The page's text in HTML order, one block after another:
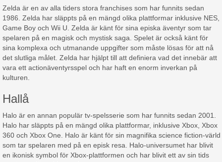
Zelda är en av alla tiders stora franchises som har funnits sedan
1986. Zelda har släppts på en mängd olika plattformar inklusive NES,
Game Boy och Wii U. Zelda är känt för sina episka äventyr som tar
spelaren på en magisk och mystisk saga. Spelet är också känt för
sina komplexa och utmanande uppgifter som måste lösas för att nå
det slutliga målet. Zelda har hjälpt till att definiera vad det innebär att
vara ett actionäventyrsspel och har haft en enorm inverkan på
kulturen.
Hallå
Halo är en annan populär tv-spelsserie som har funnits sedan 2001.
Halo har släppts på en mängd olika plattformar, inklusive Xbox, Xbox
360 och Xbox One. Halo är känt för sin magnifika science fiction-värld
som tar spelaren med på en episk resa. Halo-universumet har blivit
en ikonisk symbol för Xbox-plattformen och har blivit ett av sin tids